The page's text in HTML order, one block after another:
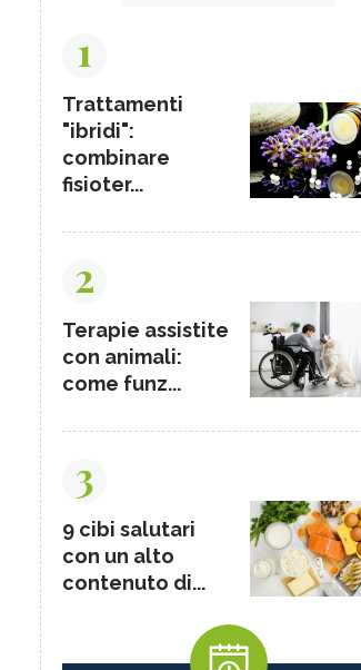
1
Trattamenti
"ibridi":
combinare
fisioter...
2
Terapie assistite
con animali:
come funz...
3
9 cibi salutari
con un alto
contenuto di...